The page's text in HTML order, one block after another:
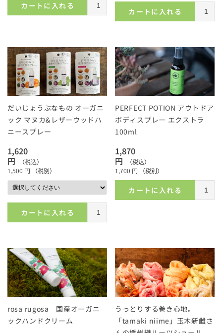
カートに入れる
カートに入れる
だいじょうぶなもの オーガニ
ック マヌカ&レザーウッドハ
ニースプレー
1,620
円
（税込）
1,500 円 （税別）
カートに入れる
PERFECT POTION アウトドア
ボディスプレー エクストラ
100ml
1,870
円
（税込）
1,700 円 （税別）
カートに入れる
rosa rugosa 国産オーガニ
ックハンドクリーム
うっとりする巻き心地。
「tamaki niime」玉木新雌さ